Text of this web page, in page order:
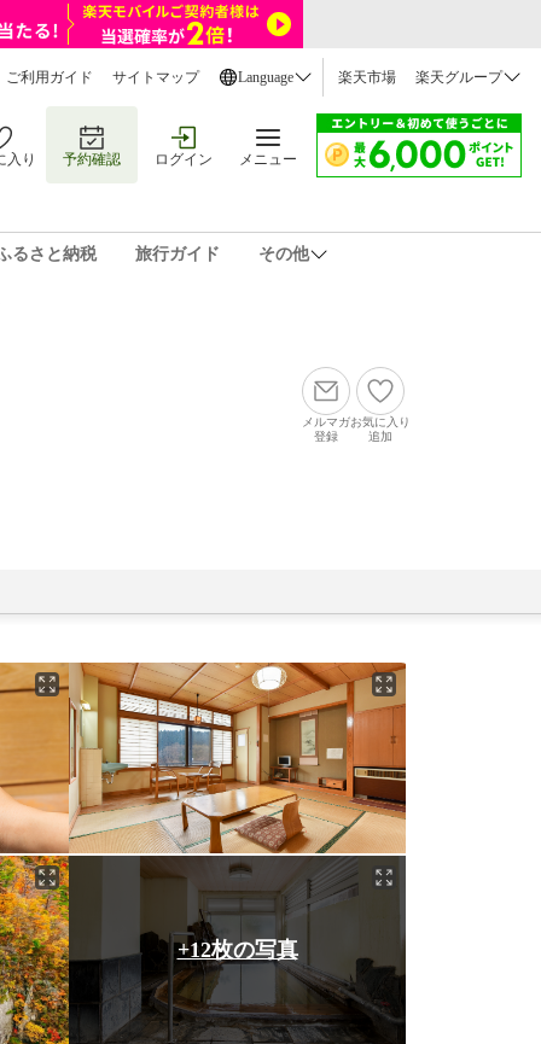
ご利用ガイド サイトマップ Language 楽天市場 楽天グループ
入り 予約確認 ログイン メニュー
るさと納税 旅行ガイド その他
メルマガ
登録
お気に入り
追加
+12枚の写真